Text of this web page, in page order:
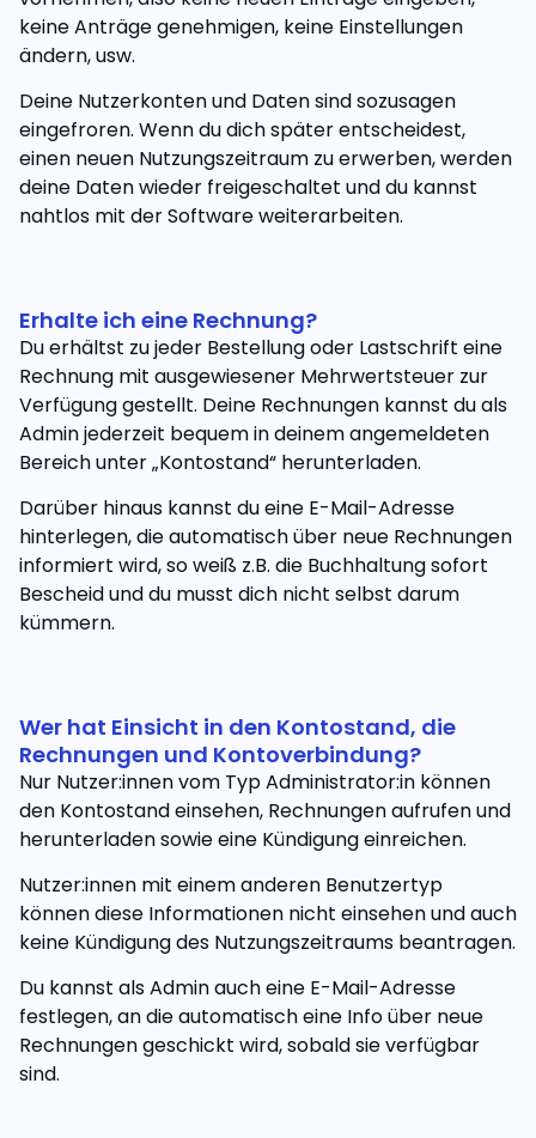
keine Anträge genehmigen, keine Einstellungen
ändern, usw.
Deine Nutzerkonten und Daten sind sozusagen
eingefroren. Wenn du dich später entscheidest,
einen neuen Nutzungszeitraum zu erwerben, werden
deine Daten wieder freigeschaltet und du kannst
nahtlos mit der Software weiterarbeiten.
Erhalte ich eine Rechnung?
Du erhältst zu jeder Bestellung oder Lastschrift eine
Rechnung mit ausgewiesener Mehrwertsteuer zur
Verfügung gestellt. Deine Rechnungen kannst du als
Admin jederzeit bequem in deinem angemeldeten
Bereich unter „Kontostand“ herunterladen.
Darüber hinaus kannst du eine E-Mail-Adresse
hinterlegen, die automatisch über neue Rechnungen
informiert wird, so weiß z.B. die Buchhaltung sofort
Bescheid und du musst dich nicht selbst darum
kümmern.
Wer hat Einsicht in den Kontostand, die
Rechnungen und Kontoverbindung?
Nur Nutzer:innen vom Typ Administrator:in können
den Kontostand einsehen, Rechnungen aufrufen und
herunterladen sowie eine Kündigung einreichen.
Nutzer:innen mit einem anderen Benutzertyp
können diese Informationen nicht einsehen und auch
keine Kündigung des Nutzungszeitraums beantragen.
Du kannst als Admin auch eine E-Mail-Adresse
festlegen, an die automatisch eine Info über neue
Rechnungen geschickt wird, sobald sie verfügbar
sind.